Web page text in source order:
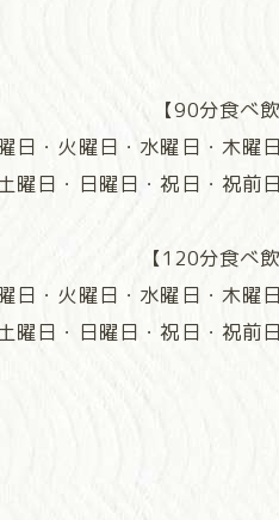
【90分食べ
日・火曜日・水曜日・木曜
曜日・日曜日・祝日・祝前
【120分食べ
日・火曜日・水曜日・木曜
曜日・日曜日・祝日・祝前